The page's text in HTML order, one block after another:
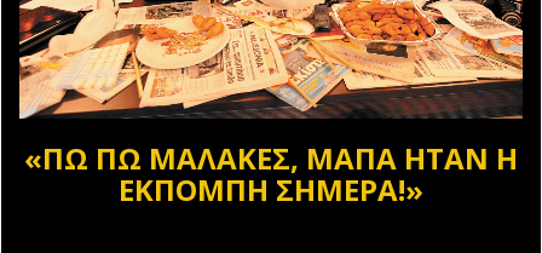
«ΠΩ ΠΩ ΜΑΛΑΚΕΣ, ΜΑΠΑ ΗΤΑΝ Η
ΕΚΠΟΜΠΗ ΣΗΜΕΡΑ!»